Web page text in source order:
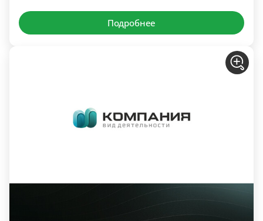
Подробнее